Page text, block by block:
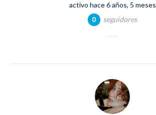
activo hace 6 años, 5 meses
0 seguidores